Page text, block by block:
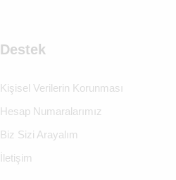
Destek
Kişisel Verilerin Korunması
Hesap Numaralarımız
Biz Sizi Arayalım
İletişim